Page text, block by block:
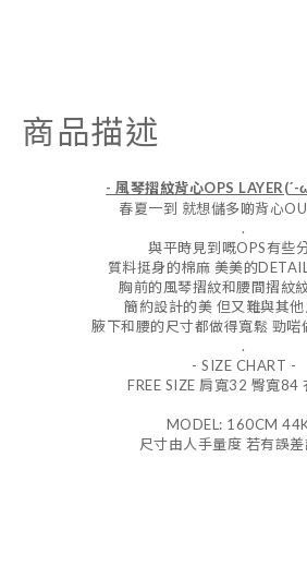
商品描述
- 風琴摺紋背心OPS
春夏一到 就想儲多啲背心
.
與平時見到嘅OPS有些
質料挺身的棉麻 美美的
胸前的風琴摺紋和腰間摺紋
簡約設計的美 但又難與其
腋下和腰的尺寸都做得寬鬆 勁啱
.
- SIZE CHART -
FREE SIZE 肩寬32 臀寬84
MODEL: 160CM
尺寸由人手量度 若有誤